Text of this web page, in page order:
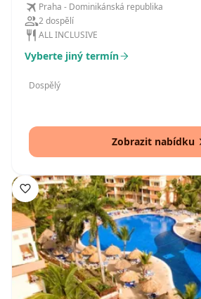
Praha - Dominikánská republika
2 dospělí
ALL INCLUSIVE
Vyberte jiný termín
Dospělý
Zobrazit nabídku